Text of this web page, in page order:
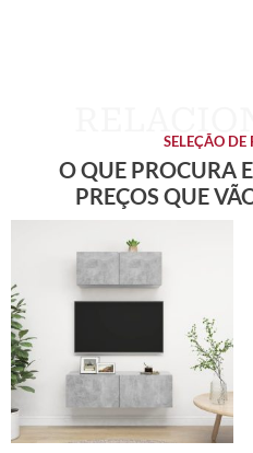
SELEÇÃO DE
O QUE PROCURA
PREÇOS QUE